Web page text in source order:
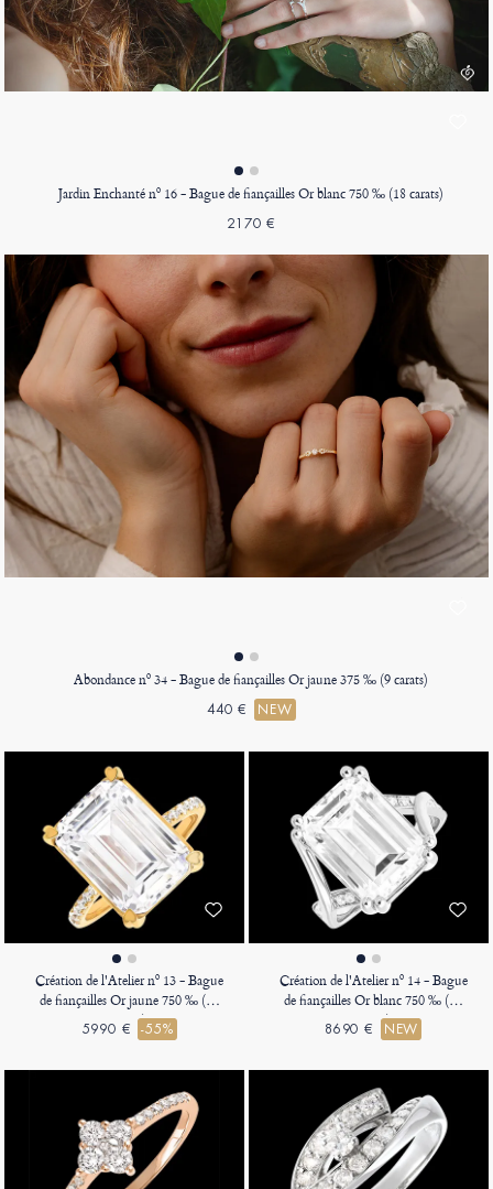
Jardin Enchanté nº 16 - Bague de fiançailles Or blanc 750 ‰ (18 carats)
2170 €
Abondance nº 34 - Bague de fiançailles Or jaune 375 ‰ (9 carats)
440 € NEW
Création de l'Atelier nº 13 - Bague
de fiançailles Or jaune 750 ‰ (18
carats)
5990 € -55%
Création de l'Atelier nº 14 - Bague
de fiançailles Or blanc 750 ‰ (18
carats)
8690 € NEW